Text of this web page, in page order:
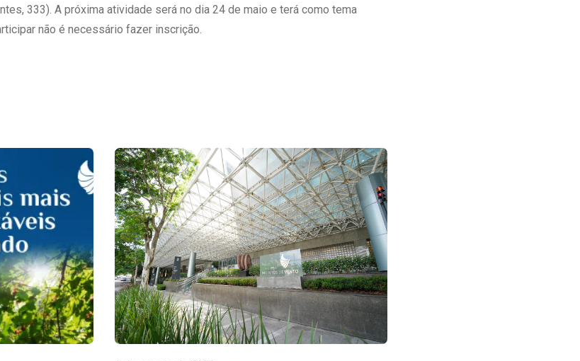
333). A próxima atividade será no dia 24 de maio e terá como tema
não é necessário fazer inscrição.